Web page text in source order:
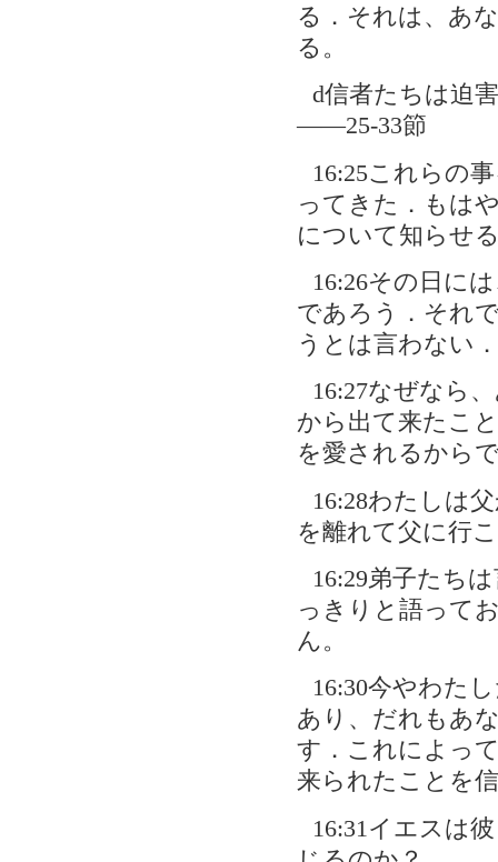
る．それは、あ
る。
d信者たちは迫
――25-33節
16:25これらの
ってきた．もは
について知らせ
16:26その日に
であろう．それ
うとは言わない．
16:27なぜなら
から出て来たこ
を愛されるから
16:28わたしは
を離れて父に行
16:29弟子たち
っきりと語って
ん。
16:30今やわた
あり、だれもあ
す．これによっ
来られたことを
16:31イエスは